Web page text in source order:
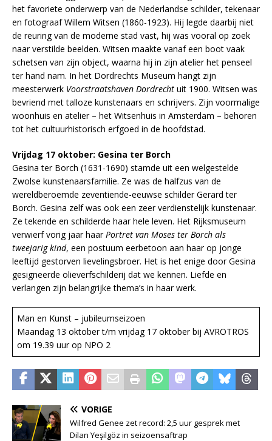
het favoriete onderwerp van de Nederlandse schilder, tekenaar
en fotograaf Willem Witsen (1860-1923). Hij legde daarbij niet
de reuring van de moderne stad vast, hij was vooral op zoek
naar verstilde beelden. Witsen maakte vanaf een boot vaak
schetsen van zijn object, waarna hij in zijn atelier het penseel
ter hand nam. In het Dordrechts Museum hangt zijn
meesterwerk Voorstraatshaven Dordrecht uit 1900. Witsen was
bevriend met talloze kunstenaars en schrijvers. Zijn voormalige
woonhuis en atelier – het Witsenhuis in Amsterdam – behoren
tot het cultuurhistorisch erfgoed in de hoofdstad.
Vrijdag 17 oktober: Gesina ter Borch
Gesina ter Borch (1631-1690) stamde uit een welgestelde
Zwolse kunstenaarsfamilie. Ze was de halfzus van de
wereldberoemde zeventiende-eeuwse schilder Gerard ter
Borch. Gesina zelf was ook een zeer verdienstelijk kunstenaar.
Ze tekende en schilderde haar hele leven. Het Rijksmuseum
verwierf vorig jaar haar Portret van Moses ter Borch als
tweejarig kind, een postuum eerbetoon aan haar op jonge
leeftijd gestorven lievelingsbroer. Het is het enige door Gesina
gesigneerde olieverfschilderij dat we kennen. Liefde en
verlangen zijn belangrijke thema’s in haar werk.
Man en Kunst – jubileumseizoen
Maandag 13 oktober t/m vrijdag 17 oktober bij AVROTROS
om 19.39 uur op NPO 2
VORIGE
Wilfred Genee zet record: 2,5 uur gesprek met
Dilan Yeşilgöz in seizoensaftrap